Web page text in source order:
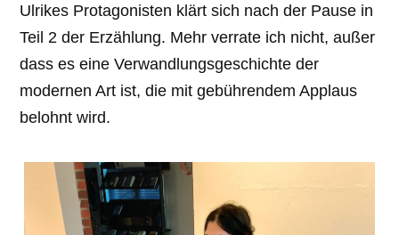
Ulrikes Protagonisten klärt sich nach der Pause in
Teil 2 der Erzählung. Mehr verrate ich nicht, außer
dass es eine Verwandlungsgeschichte der
modernen Art ist, die mit gebührendem Applaus
belohnt wird.